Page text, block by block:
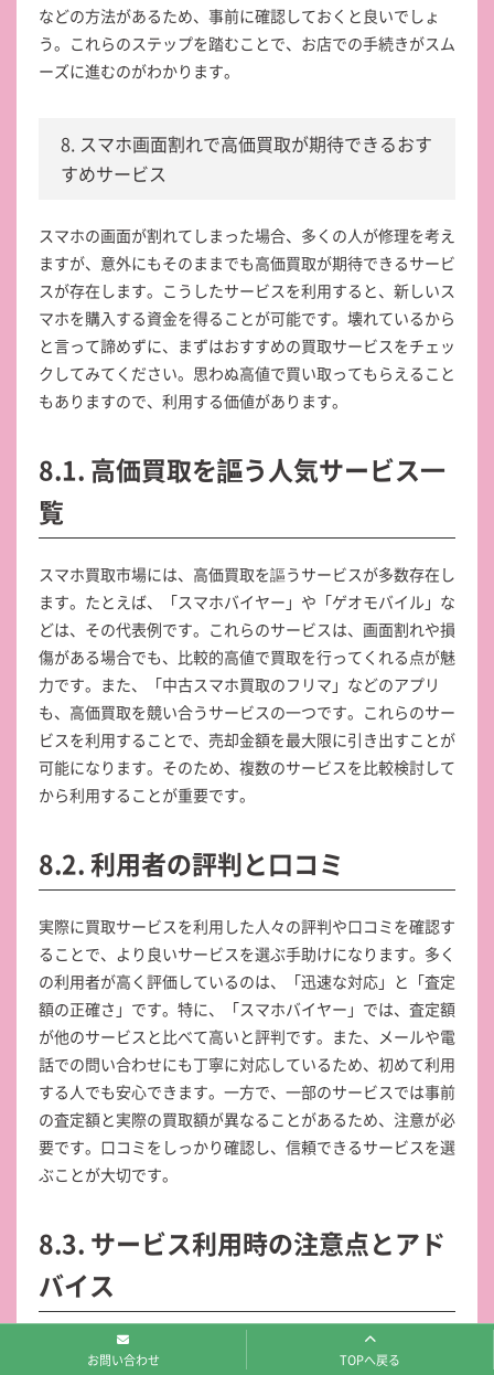
などの方法があるため、事前に確認しておくと良いでしょ
う。これらのステップを踏むことで、お店での手続きがスム
ーズに進むのがわかります。
8. スマホ画面割れで高価買取が期待できるおす
すめサービス
スマホの画面が割れてしまった場合、多くの人が修理を考え
ますが、意外にもそのままでも高価買取が期待できるサービ
スが存在します。こうしたサービスを利用すると、新しいス
マホを購入する資金を得ることが可能です。壊れているから
と言って諦めずに、まずはおすすめの買取サービスをチェッ
クしてみてください。思わぬ高値で買い取ってもらえること
もありますので、利用する価値があります。
8.1. 高価買取を謳う人気サービス一
覧
スマホ買取市場には、高価買取を謳うサービスが多数存在し
ます。たとえば、「スマホバイヤー」や「ゲオモバイル」な
どは、その代表例です。これらのサービスは、画面割れや損
傷がある場合でも、比較的高値で買取を行ってくれる点が魅
力です。また、「中古スマホ買取のフリマ」などのアプリ
も、高価買取を競い合うサービスの一つです。これらのサー
ビスを利用することで、売却金額を最大限に引き出すことが
可能になります。そのため、複数のサービスを比較検討して
から利用することが重要です。
8.2. 利用者の評判と口コミ
実際に買取サービスを利用した人々の評判や口コミを確認す
ることで、より良いサービスを選ぶ手助けになります。多く
の利用者が高く評価しているのは、「迅速な対応」と「査定
額の正確さ」です。特に、「スマホバイヤー」では、査定額
が他のサービスと比べて高いと評判です。また、メールや電
話での問い合わせにも丁寧に対応しているため、初めて利用
する人でも安心できます。一方で、一部のサービスでは事前
の査定額と実際の買取額が異なることがあるため、注意が必
要です。口コミをしっかり確認し、信頼できるサービスを選
ぶことが大切です。
8.3. サービス利用時の注意点とアド
バイス
スマホ買取サービスを利用する際には、いくつかの注意点と
お問い合わせ TOPへ戻る